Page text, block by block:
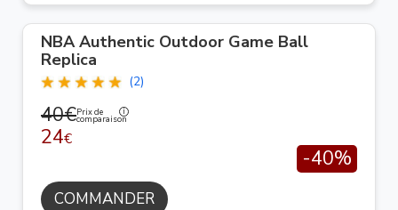
NBA Authentic Outdoor Game Ball
Replica
(2)
40€Prix de
comparaison
24€
-40%
COMMANDER